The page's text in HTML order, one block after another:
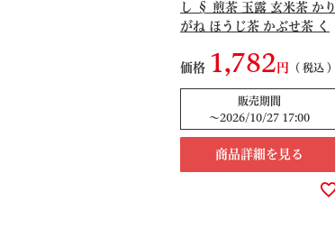
し § 煎茶 玉露 玄米茶 かり
がね ほうじ茶 かぶせ茶 く
都 091331
価格 1,782 税込
販売期間
〜2026/10/27 17:00
商品詳細を見る